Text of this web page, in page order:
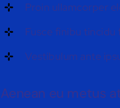
Proin ullamcorper
Fusce finibu
Vestibulum ante
Aenean eu metus